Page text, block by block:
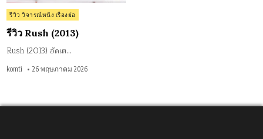
Posted
in
รีวิว วิจารณ์หนัง เรื่องย่อ
รีวิว Rush (2013)
Rush (2013) อัดเต…
komti 26 พฤษภาคม 2026